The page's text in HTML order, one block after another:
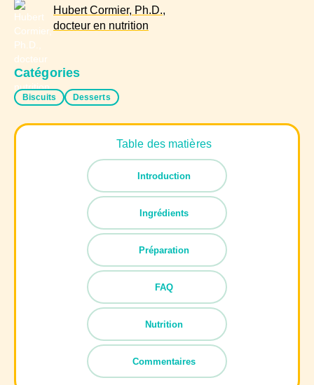
Hubert Cormier, Ph.D.,
docteur en nutrition
Catégories
Biscuits Desserts
Table des matières
Introduction
Ingrédients
Préparation
FAQ
Nutrition
Commentaires